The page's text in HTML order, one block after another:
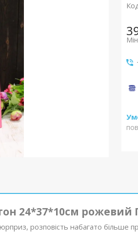
24*37*10см рожевий
розповість набагато більше